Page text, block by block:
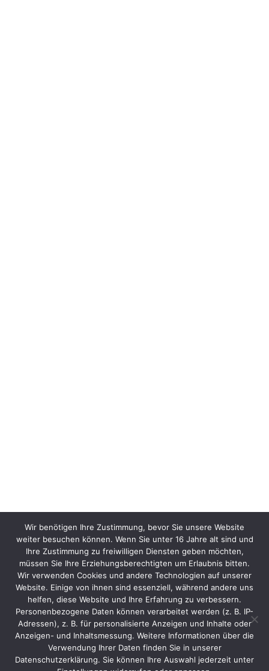
Wir benötigen Ihre Zustimmung, bevor Sie unsere Website
weiter besuchen können. Wenn Sie unter 16 Jahre alt sind und
Ihre Zustimmung zu freiwilligen Diensten geben möchten,
müssen Sie Ihre Erziehungsberechtigten um Erlaubnis bitten.
Wir verwenden Cookies und andere Technologien auf unserer
Website. Einige von ihnen sind essenziell, während andere uns
helfen, diese Website und Ihre Erfahrung zu verbessern.
Personenbezogene Daten können verarbeitet werden (z. B. IP-
Adressen), z. B. für personalisierte Anzeigen und Inhalte oder
Anzeigen- und Inhaltsmessung. Weitere Informationen über die
Verwendung Ihrer Daten finden Sie in unserer
Datenschutzerklärung. Sie können Ihre Auswahl jederzeit unter